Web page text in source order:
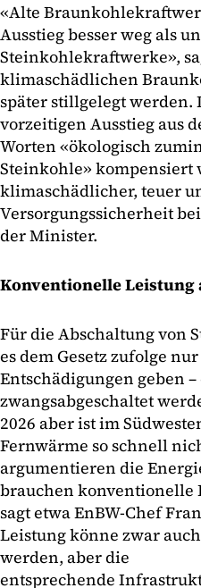
«Alte
Ausstieg besser weg als
Steinkohlekraftwerke»,
klimaschädlichen
später stillgelegt werden.
vorzeitigen Ausstieg aus
Worten «ökologisch
Steinkohle» kompensiert
klimaschädlicher, teuer
Versorgungssicherheit
der Minister.
Konventionelle Leistung
Für die Abschaltung von
es dem Gesetz zufolge
Entschädigungen geben
zwangsabgeschaltet
2026 aber ist im
Fernwärme so schnell
argumentieren die
brauchen konventionelle
sagt etwa EnBW-Chef
Leistung könne zwar
werden, aber die
entsprechende